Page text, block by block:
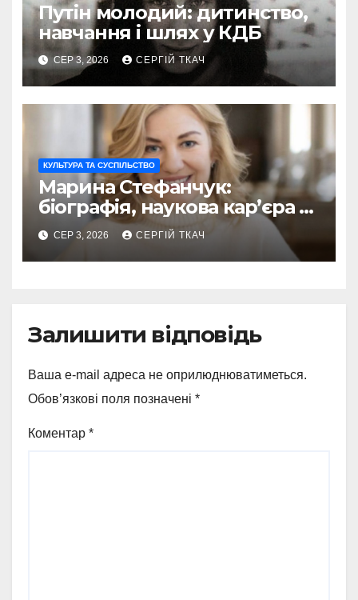
Путін молодий: дитинство,
навчання і шлях у КДБ
СЕР 3, 2026 СЕРГІЙ ТКАЧ
КУЛЬТУРА ТА СУСПІЛЬСТВО
Марина Стефанчук:
біографія, наукова кар’єра та
сім’я
СЕР 3, 2026 СЕРГІЙ ТКАЧ
Залишити відповідь
Ваша e-mail адреса не оприлюднюватиметься.
Обов’язкові поля позначені *
Коментар *